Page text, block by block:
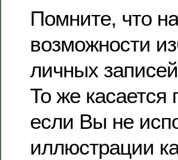
Помните, что
возможности
личных
То же
если Вы не
иллюстрации